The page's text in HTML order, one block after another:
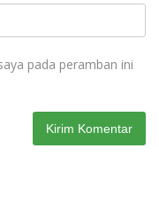
pada peramban ini